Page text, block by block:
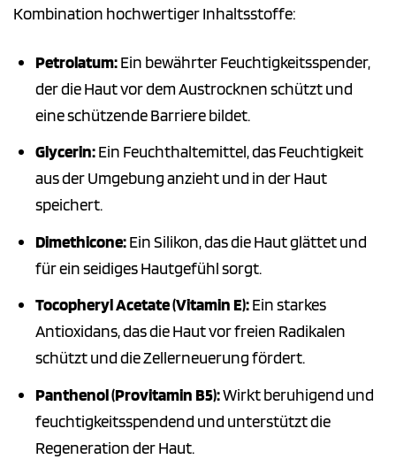
Kombination hochwertiger Inhaltsstoffe:
Petrolatum:Ein bewährter Feuchtigkeitsspender,
der die Haut vor dem Austrocknen schützt und
eine schützende Barriere bildet.
Glycerin:Ein Feuchthaltemittel, das Feuchtigkeit
aus der Umgebung anzieht und in der Haut
speichert.
Dimethicone:Ein Silikon, das die Haut glättet und
für ein seidiges Hautgefühl sorgt.
Tocopheryl Acetate (Vitamin E):Ein starkes
Antioxidans, das die Haut vor freien Radikalen
schützt und die Zellerneuerung fördert.
Panthenol (Provitamin B5):Wirkt beruhigend und
feuchtigkeitsspendend und unterstützt die
Regeneration der Haut.